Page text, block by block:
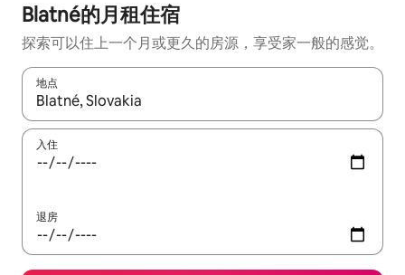
Blatné的月租住宿
探索可以住上一个月或更久的房源，享受家一般的感觉。
地点
如有搜索结果，请使用上下方向键查看，或通过点击或滑动手势
入住
退房